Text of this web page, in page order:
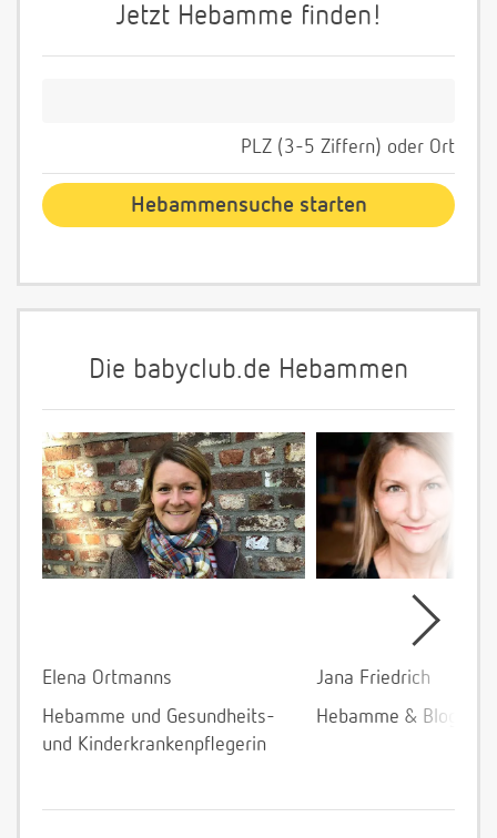
Jetzt Hebamme finden!
PLZ (3-5 Ziffern) oder Ort
Die babyclub.de Hebammen
Elena Ortmanns
Hebamme und Gesundheits-
und Kinderkrankenpflegerin
Jana Friedrich
Hebamme &